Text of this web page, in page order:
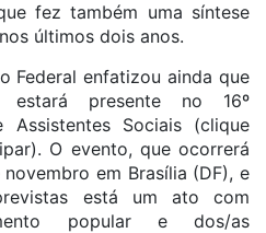
fez também uma síntese
últimos dois anos.
Federal enfatizou ainda que
estará presente no 16º
Assistentes Sociais (clique
O evento, que ocorrerá
em Brasília (DF), e
está um ato com
popular e dos/as